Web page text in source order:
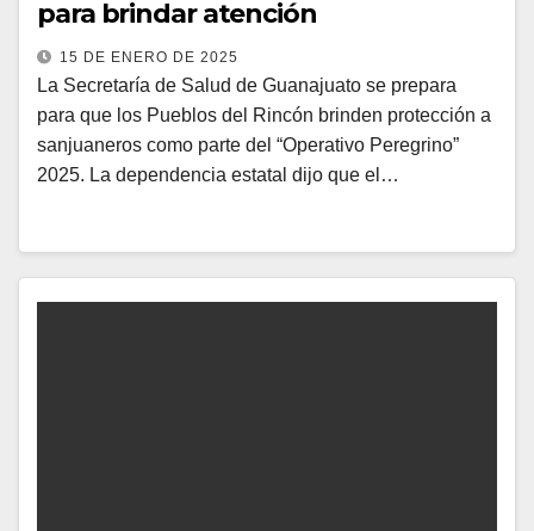
para brindar atención
15 DE ENERO DE 2025
La Secretaría de Salud de Guanajuato se prepara
para que los Pueblos del Rincón brinden protección a
sanjuaneros como parte del “Operativo Peregrino”
2025. La dependencia estatal dijo que el…